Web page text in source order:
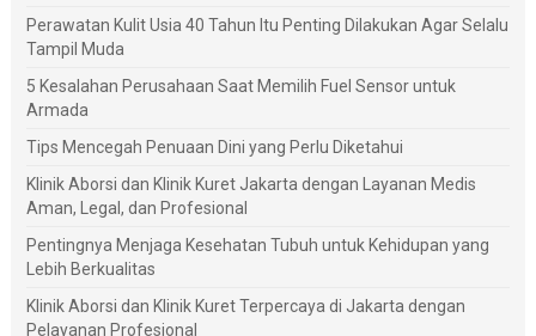
Perawatan Kulit Usia 40 Tahun Itu Penting Dilakukan Agar Selalu
Tampil Muda
5 Kesalahan Perusahaan Saat Memilih Fuel Sensor untuk
Armada
Tips Mencegah Penuaan Dini yang Perlu Diketahui
Klinik Aborsi dan Klinik Kuret Jakarta dengan Layanan Medis
Aman, Legal, dan Profesional
Pentingnya Menjaga Kesehatan Tubuh untuk Kehidupan yang
Lebih Berkualitas
Klinik Aborsi dan Klinik Kuret Terpercaya di Jakarta dengan
Pelayanan Profesional